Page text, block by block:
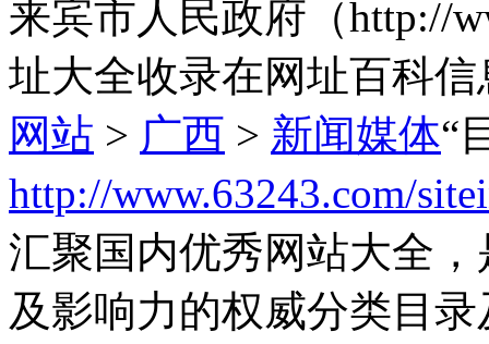
来宾市人民政府（http://
址大全收录在网址百科
网站 > 广西 > 新闻媒体“
http://www.63243.com/
汇聚国内优秀网站大全
及影响力的权威分类目